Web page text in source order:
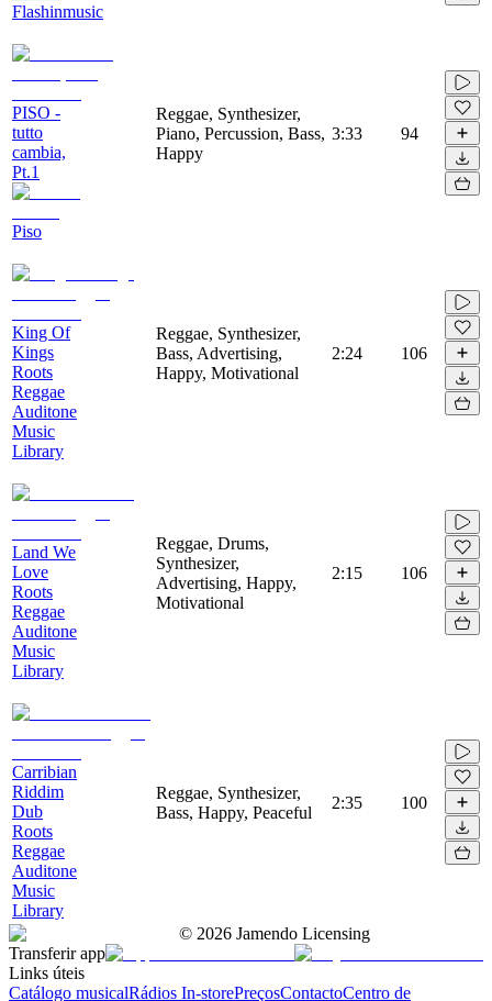
Flashinmusic
PISO -
tutto
cambia,
Pt.1
Piso
Reggae, Synthesizer,
Piano, Percussion, Bass,
Happy
3:33 94
King Of
Kings
Roots
Reggae
Auditone
Music
Library
Reggae, Synthesizer,
Bass, Advertising,
Happy, Motivational
2:24 106
Land We
Love
Roots
Reggae
Auditone
Music
Library
Reggae, Drums,
Synthesizer,
Advertising, Happy,
Motivational
2:15 106
Carribian
Riddim
Dub
Roots
Reggae
Auditone
Music
Library
Reggae, Synthesizer,
Bass, Happy, Peaceful
2:35 100
© 2026 Jamendo Licensing
Transferir app
Links úteis
Catálogo musicalRádios In-storePreçosContactoCentro de